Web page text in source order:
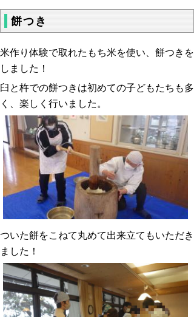
餅つき
米作り体験で取れたもち米を使い、餅つきを
しました！
臼と杵での餅つきは初めての子どもたちも多
く、楽しく行いました。
ついた餅をこねて丸めて出来立てもいただき
ました！